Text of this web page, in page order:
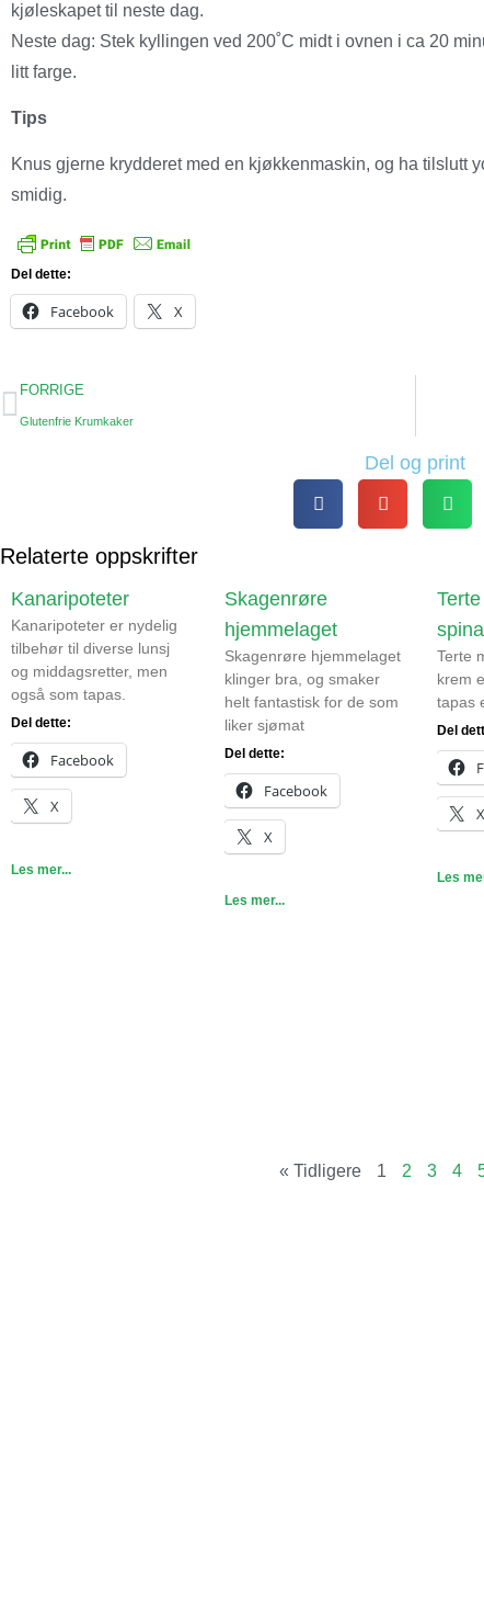
kjøleskapet til neste dag.
Neste dag: Stek kyllingen ved 200˚C midt i ovnen i ca 20
litt farge.
Tips
Knus gjerne krydderet med en kjøkkenmaskin, og ha tilslutt
smidig.
Del dette:
Facebook X
FORRIGE
Glutenfrie Krumkaker
Del og print
Relaterte oppskrifter
Kanaripoteter
Kanaripoteter er nydelig
tilbehør til diverse lunsj
og middagsretter, men
også som tapas.
Del dette:
Facebook
X
Les mer...
Skagenrøre
hjemmelaget
Skagenrøre hjemmelaget
klinger bra, og smaker
helt fantastisk for de som
liker sjømat
Del dette:
Facebook
X
Les mer...
Terte
krem
tapas
Del
X
Les
« Tidligere 1 2 3 4